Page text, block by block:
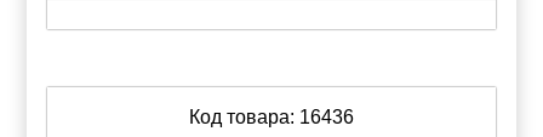
Код товара: 16436